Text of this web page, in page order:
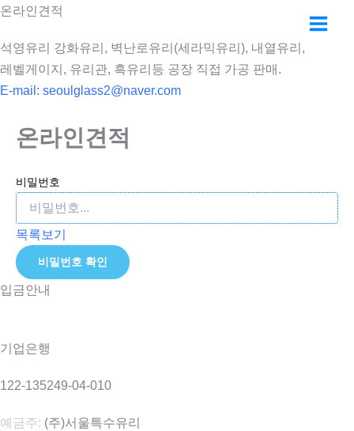
콘
츠
로
건
온라인견적
석영유리 강화유리, 벽난로유리(세라믹유리), 내열유리,
레벨게이지, 유리관, 흑유리등 공장 직접 가공 판매.
E-mail: seoulglass2@naver.com
온라인견적
비밀번호
목록보기
비밀번호 확인
입금안내
기업은행
122-135249-04-010
예금주: (주)서울특수유리